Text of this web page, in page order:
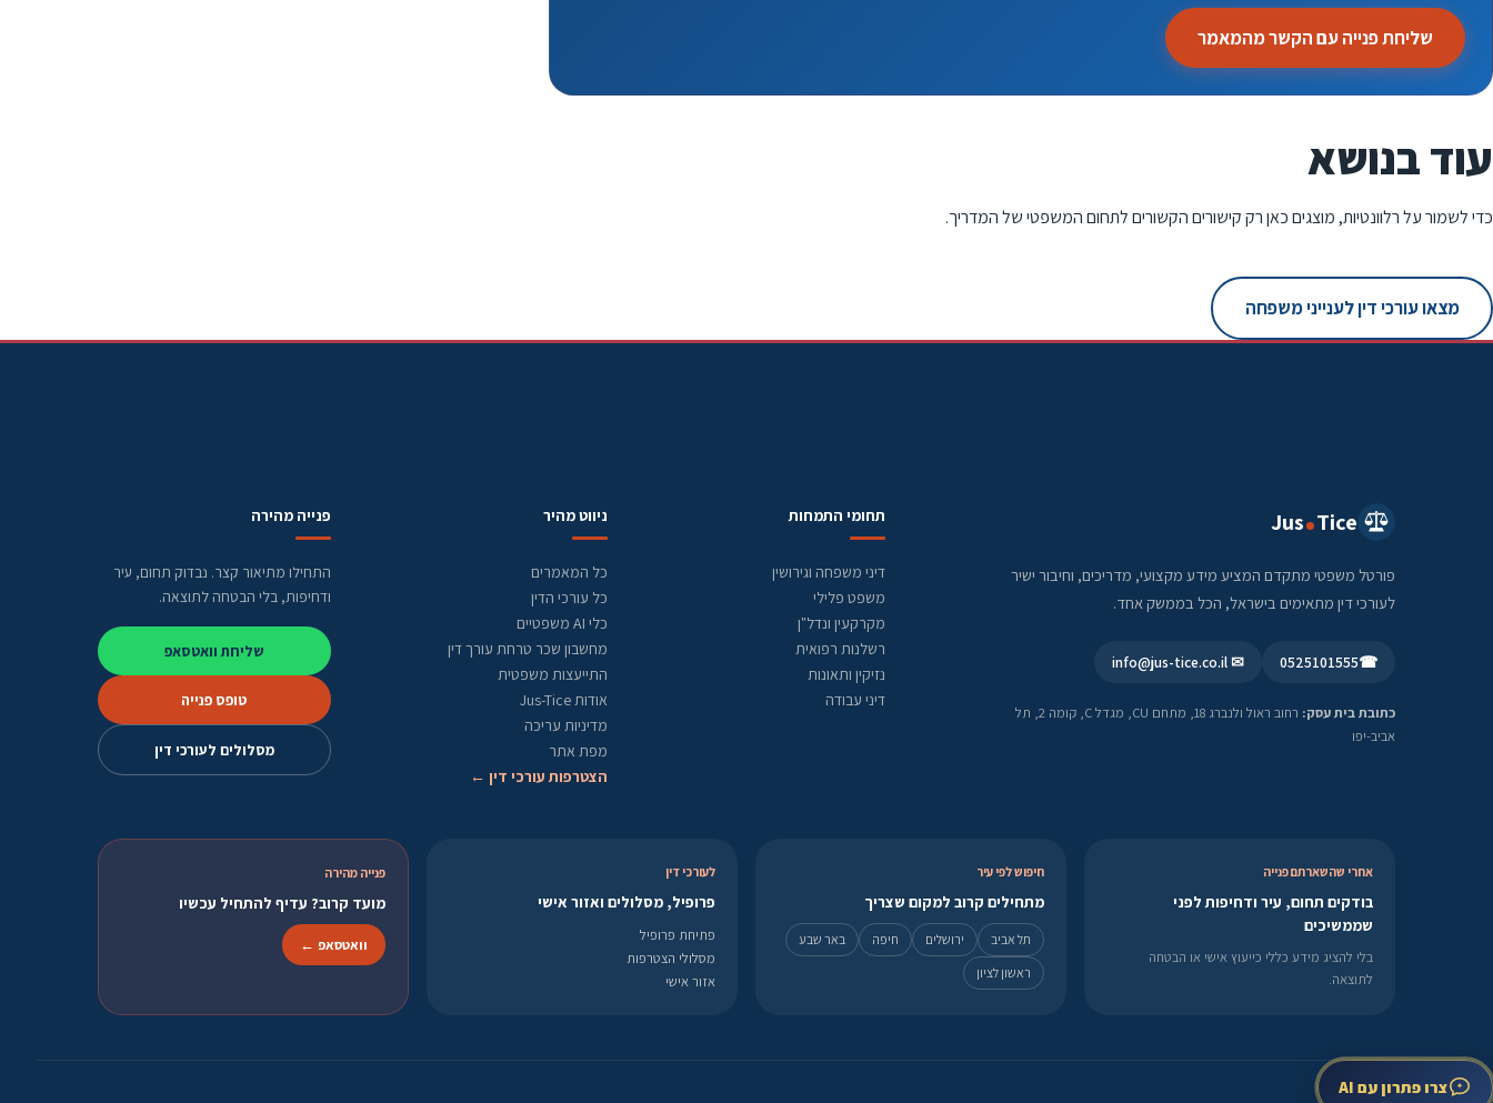
שליחת פנייה עם הקשר מהמאמר
עוד בנושא
כדי לשמור על רלוונטיות, מוצגים כאן רק קישורים הקשורים לתחום המשפטי של המדריך.
מצאו עורכי דין לענייני משפחה
Jus Tice
פורטל משפטי מתקדם המציע מידע מקצועי, מדריכים, וחיבור ישיר
לעורכי דין מתאימים בישראל, הכל בממשק אחד.
☎
0525101555
✉ info@jus-tice.co.il
כתובת בית עסק:
רחוב ראול ולנברג 18, מתחם CU, מגדל C, קומה 2, תל
אביב-יפו
תחומי התמחות
דיני משפחה וגירושין
משפט פלילי
מקרקעין ונדל"ן
רשלנות רפואית
נזיקין ותאונות
דיני עבודה
ניווט מהיר
כל המאמרים
כל עורכי הדין
כלי AI משפטיים
מחשבון שכר טרחת עורך דין
התייעצות משפטית
אודות Jus-Tice
מדיניות עריכה
מפת אתר
הצטרפות עורכי דין ←
פנייה מהירה
התחילו מתיאור קצר. נבדוק תחום, עיר
ודחיפות, בלי הבטחה לתוצאה.
שליחת וואטסאפ
טופס פנייה
מסלולים לעורכי דין
אחרי שהשארתם פנייה
בודקים תחום, עיר ודחיפות לפני
שממשיכים
בלי להציג מידע כללי כייעוץ אישי או הבטחה
לתוצאה.
חיפוש לפי עיר
מתחילים קרוב למקום שצריך
תל אביב ירושלים חיפה
באר שבע
ראשון לציון
לעורכי דין
פרופיל, מסלולים ואזור אישי
פתיחת פרופיל
מסלולי הצטרפות
אזור אישי
פנייה מהירה
מועד קרוב? עדיף להתחיל עכשיו
וואטסאפ ←
צרו פתרון עם AI